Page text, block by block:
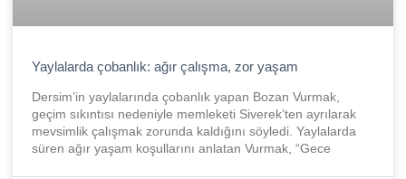
Yaylalarda çobanlık: ağır çalışma, zor yaşam
Dersim’in yaylalarında çobanlık yapan Bozan Vurmak,
geçim sıkıntısı nedeniyle memleketi Siverek’ten ayrılarak
mevsimlik çalışmak zorunda kaldığını söyledi. Yaylalarda
süren ağır yaşam koşullarını anlatan Vurmak, “Gece